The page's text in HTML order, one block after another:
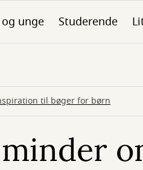
unge Studerende
til bøger for børn